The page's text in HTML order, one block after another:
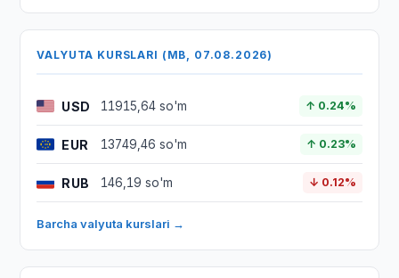
VALYUTA KURSLARI (MB, 07.08.2026)
USD 11915,64 so'm ↑ 0.24%
EUR 13749,46 so'm ↑ 0.23%
RUB 146,19 so'm ↓ 0.12%
Barcha valyuta kurslari →